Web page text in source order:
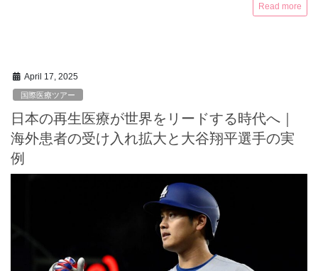
Read more
April 17, 2025
国際医療ツアー
日本の再生医療が世界をリードする時代へ｜
海外患者の受け入れ拡大と大谷翔平選手の実
例